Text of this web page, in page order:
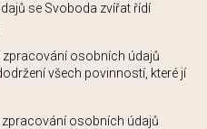
se Svoboda zvířat řídí
osobních údajů
všech povinností, které jí
osobních údajů